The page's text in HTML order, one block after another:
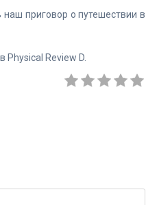
приговор о путешествии в
Review D.